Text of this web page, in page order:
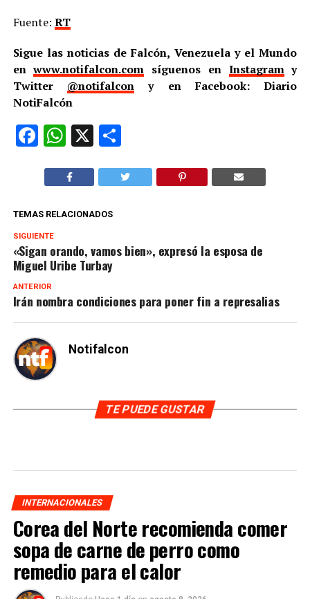
Fuente: RT
Sigue las noticias de Falcón, Venezuela y el Mundo
enwww.notifalcon.com síguenos en Instagramy
Twitter @notifalcon y en Facebook: Diario
NotiFalcón
Facebook
WhatsApp
X Compartir
TEMAS RELACIONADOS
SIGUIENTE
«Sigan orando, vamos bien», expresó la esposa de
Miguel Uribe Turbay
ANTERIOR
Irán nombra condiciones para poner fin a represalias
Notifalcon
TE PUEDE GUSTAR
INTERNACIONALES
Corea del Norte recomienda comer
sopa de carne de perro como
remedio para el calor